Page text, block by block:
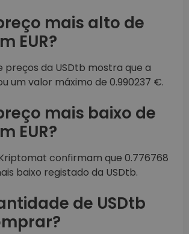
mais alto de
EUR?
preços da USDtb mostra que a
um valor máximo de 0.990237 €.
mais baixo de
EUR?
confirmam que 0.776768
baixo registado da USDtb.
de USDtb